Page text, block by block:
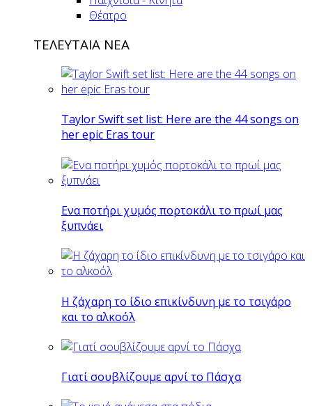
Θέατρο
ΤΕΛΕΥΤΑΙΑ ΝΕΑ
Taylor Swift set list: Here are the 44 songs on
her epic Eras tour
Eνα ποτήρι χυμός πορτοκάλι το πρωί μας
ξυπνάει
Η ζάχαρη το ίδιο επικίνδυνη με το τσιγάρο
και το αλκοόλ
Γιατί σουβλίζουμε αρνί το Πάσχα